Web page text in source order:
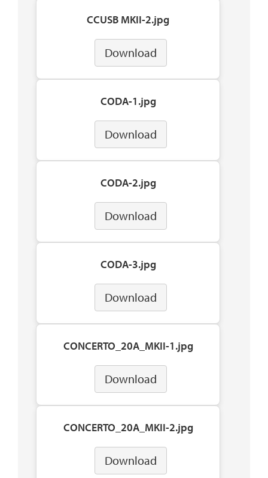
CCUSB MKII-2.jpg
Download
CODA-1.jpg
Download
CODA-2.jpg
Download
CODA-3.jpg
Download
CONCERTO_20A_MKII-1.jpg
Download
CONCERTO_20A_MKII-2.jpg
Download